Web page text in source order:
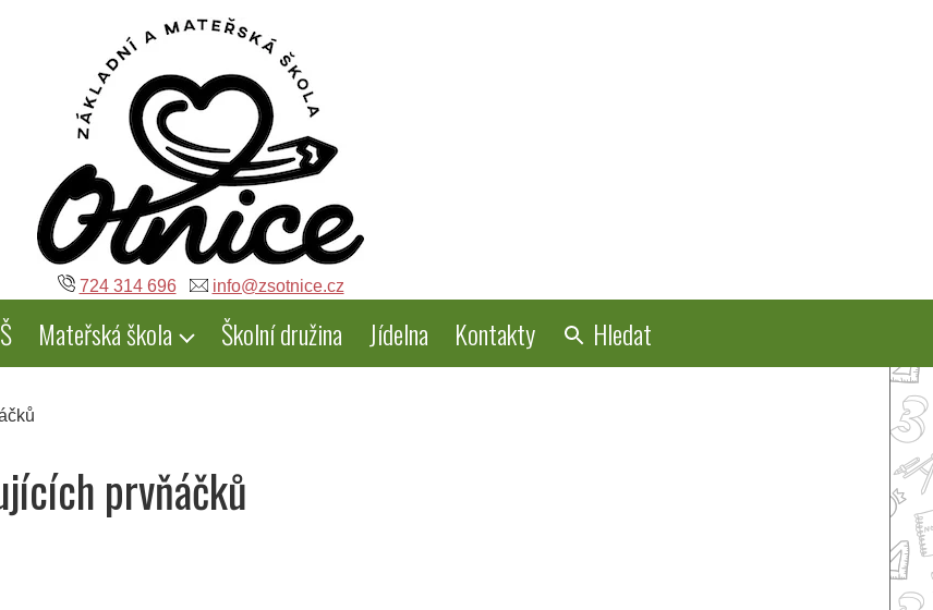
724 314 696 info@zsotnice.cz
Mateřská škola Školní družina Jídelna Kontakty Hledat
prvňáčků